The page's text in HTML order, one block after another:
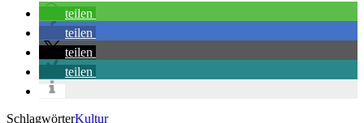
teilen
teilen
teilen
teilen
SchlagwörterKultur